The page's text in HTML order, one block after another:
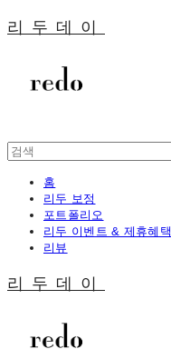
리두데이
홈
리두 보정
포트폴리오
리두 이벤트 & 제휴혜택
리뷰
리두데이